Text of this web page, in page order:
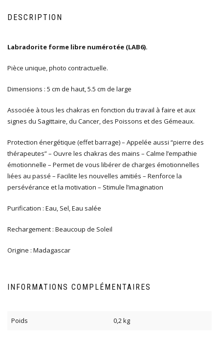
DESCRIPTION
Labradorite forme libre numérotée (LAB6).
Pièce unique, photo contractuelle.
Dimensions : 5 cm de haut, 5.5 cm de large
Associée à tous les chakras en fonction du travail à faire et aux
signes du Sagittaire, du Cancer, des Poissons et des Gémeaux.
Protection énergétique (effet barrage) – Appelée aussi “pierre des
thérapeutes” – Ouvre les chakras des mains – Calme l’empathie
émotionnelle – Permet de vous libérer de charges émotionnelles
liées au passé – Facilite les nouvelles amitiés – Renforce la
persévérance et la motivation – Stimule l’imagination
Purification : Eau, Sel, Eau salée
Rechargement : Beaucoup de Soleil
Origine : Madagascar
INFORMATIONS COMPLÉMENTAIRES
Poids 0,2 kg